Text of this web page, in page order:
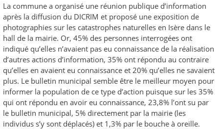
La commune a organisé une réunion publique d’information
après la diffusion du DICRIM et proposé une exposition de
photographies sur les catastrophes naturelles en Isère dans le
hall de la mairie. Or, 45% des personnes interrogées ont
indiqué qu’elles n’avaient pas eu connaissance de la réalisation
d’autres actions d’information, 35% ont répondu au contraire
qu’elles en avaient eu connaissance et 20% qu’elles ne savaient
plus. Le bulletin municipal semble être le meilleur moyen pour
informer la population de ce type d’action puisque sur les 35%
qui ont répondu en avoir eu connaissance, 23,8% l’ont su par
le bulletin municipal, 5% directement par la mairie (les
individus s’y sont déplacés) et 1,3% par le bouche à oreille.